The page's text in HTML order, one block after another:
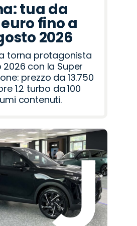
tua da
euro fino a
2026
torna protagonista
con la Super
prezzo da 13.750
1.2 turbo da 100
contenuti.